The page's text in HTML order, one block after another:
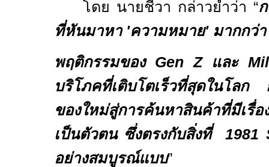
โดย นายชีวา กล่าวย้ำว่า “
ที่หันมาหา 'ความหมาย' มากกว่า
พฤติกรรมของ Gen Z และ
บริโภคที่เติบโตเร็วที่สุดในโลก
ของใหม่สู่การค้นหาสินค้าที่มีเรื่อ
เป็นตัวตน ซึ่งตรงกับสิ่งที่1981
อย่างสมบูรณ์แบบ”